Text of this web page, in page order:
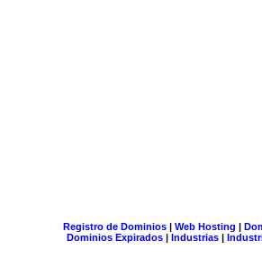
Registro de Dominios| Web Hosting |
Dominios Expirados | Industrias |